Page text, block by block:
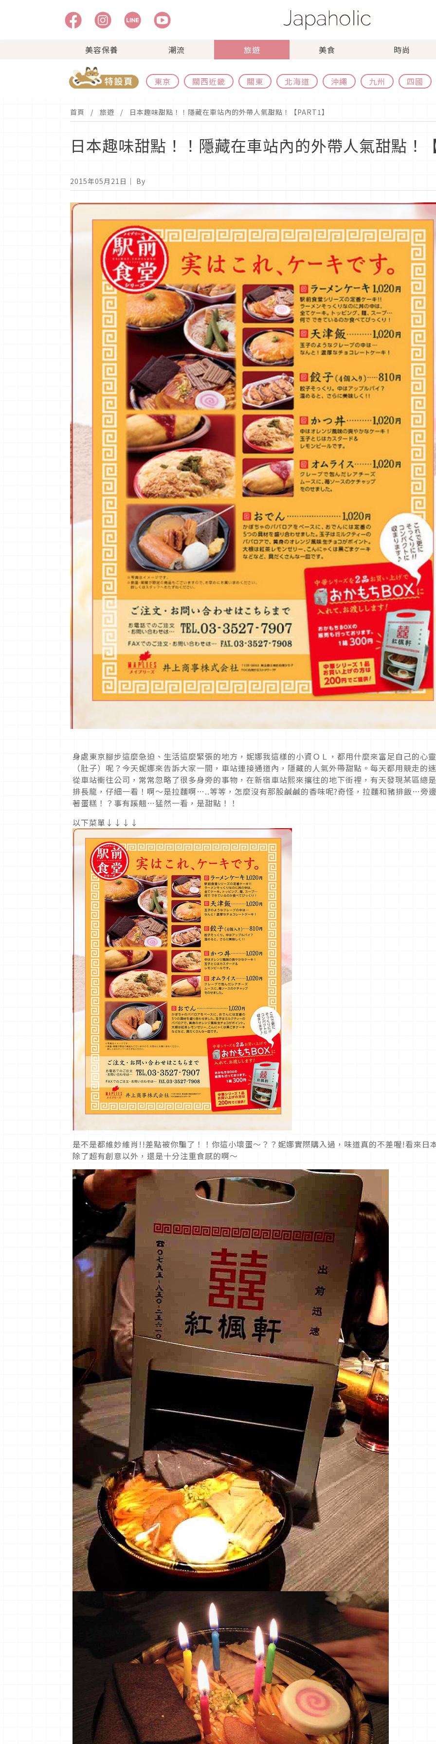
美容保養 潮流 旅遊 美食 時尚
東京 關西近畿 關東 北海道 沖繩 九州 四國
首頁 旅遊 日本趣味甜點！！隱藏在車站內的外帶人氣甜點！【PART1】
日本趣味甜點！！隱藏在車站內的外帶人氣甜點！
2015年05月21日 ｜ By
身處東京腳步這麼急迫、生活這麼緊張的地方，妮娜我這樣的小資ＯＬ，都用什麼來富足自己的心靈
（肚子）呢？今天妮娜來告訴大家一間，車站連接通道內，隱藏的人氣外帶甜點。每天都用競走的
從車站衝往公司，常常忽略了很多身旁的事物，在新宿車站熙來攘往的地下街裡，有天發現某區總
排長龍，仔細一看！啊～是拉麵啊…..等等，怎麼沒有那股鹹鹹的香味呢?奇怪，拉麵和豬排飯…旁
著蛋糕！？事有蹊翹…猛然一看，是甜點！！
以下菜單↓↓↓↓
是不是都維妙維肖!!差點被你騙了！！你這小壞蛋～？？妮娜實際購入過，味道真的不差喔!看來日
除了超有創意以外，還是十分注重食感的啊～